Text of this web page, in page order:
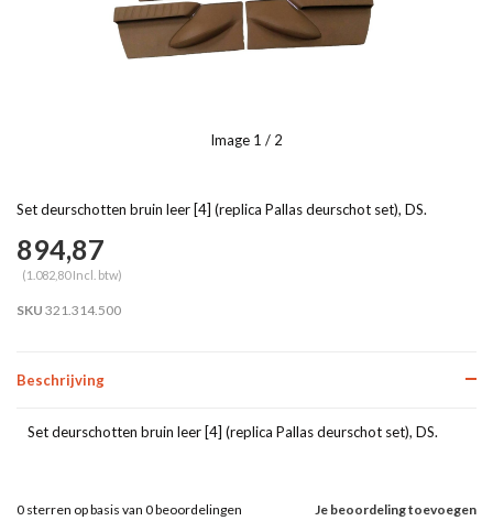
Image 1 / 2
Set deurschotten bruin leer [4] (replica Pallas deurschot set), DS.
894,87
(1.082,80 Incl. btw)
SKU 321.314.500
Beschrijving
Set deurschotten bruin leer [4] (replica Pallas deurschot set), DS.
Je beoordeling toevoegen
0 sterren op basis van 0beoordelingen